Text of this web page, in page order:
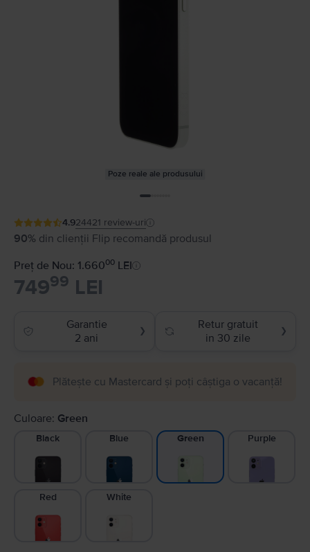
Poze reale ale produsului
4.924421 review-uri
90% din clienții Flip recomandă produsul
Preț de Nou: 1.66000 LEI
74999 LEI
Garantie
2 ani
❯
Retur gratuit
in 30 zile
❯
Plătește cu Mastercard și poți câștiga o vacanță!
Culoare: Green
Black Blue Green Purple
Red White